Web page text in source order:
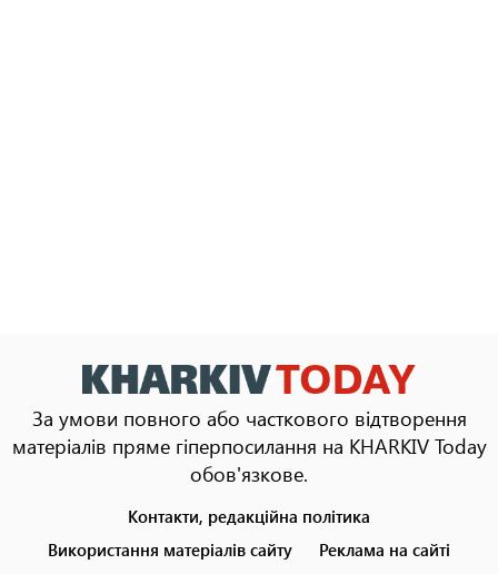
За умови повного або часткового відтворення
матеріалів пряме гіперпосилання на KHARKIV Today
обов'язкове.
menu
Контакти, редакційна політика
Використання матеріалів сайту
Реклама на сайті